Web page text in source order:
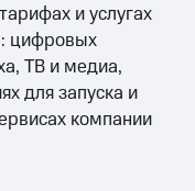
и услугах
цифровых
ТВ и медиа,
для запуска и
компании